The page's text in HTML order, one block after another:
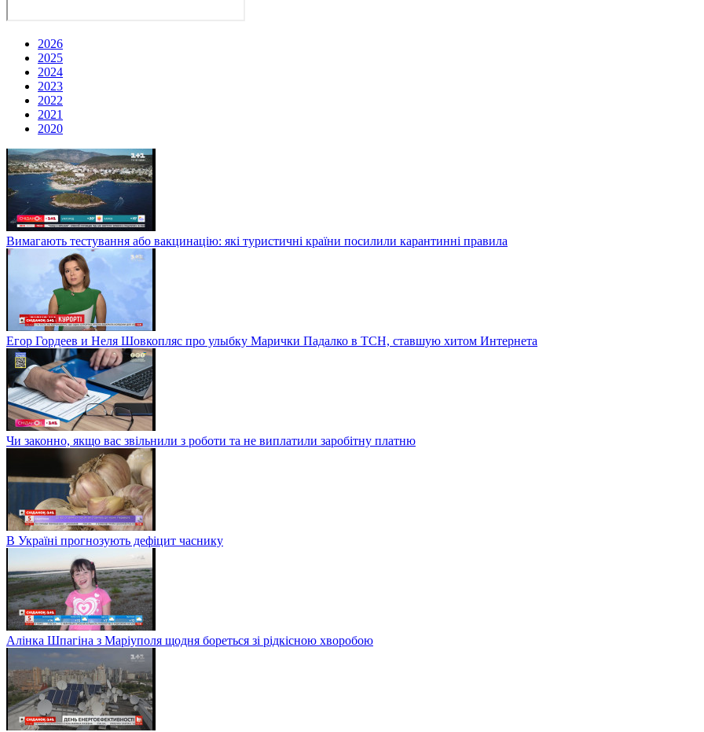
2026
2025
2024
2023
2022
2021
2020
Вимагають тестування або вакцинацію: які туристичні країни посилили карантинні правила
Егор Гордеев и Неля Шовкопляс про улыбку Марички Падалко в ТСН, ставшую хитом Интернета
Чи законно, якщо вас звільнили з роботи та не виплатили заробітну платню
В Україні прогнозують дефіцит часнику
Алінка Шпагіна з Маріуполя щодня бореться зі рідкісною хворобою